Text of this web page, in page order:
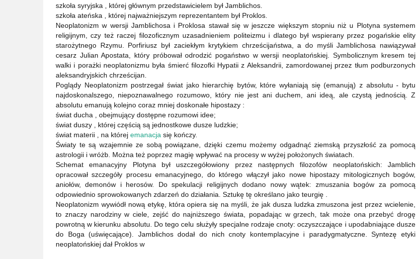
szkoła syryjska , której głównym przedstawicielem był Jamblichos.
szkoła ateńska , której najważniejszym reprezentantem był Proklos.
Neoplatonizm w wersji Jamblichosa i Proklosa stawał się w jeszcze większym stopniu niż u Plotyna systemem
religijnym, czy też raczej filozoficznym uzasadnieniem politeizmu i dlatego był wspierany przez pogańskie elity
starożytnego Rzymu. Porfiriusz był zaciekłym krytykiem chrześcijaństwa, a do myśli Jamblichosa nawiązywał
cesarz Julian Apostata, który próbował odrodzić pogaństwo w wersji neoplatońskiej. Symbolicznym kresem tej
walki i porażki neoplatonizmu była śmierć filozofki Hypatii z Aleksandrii, zamordowanej przez tłum podburzonych
aleksandryjskich chrześcijan.
Poglądy Neoplatonizm postrzegał świat jako hierarchię bytów, które wyłaniają się (emanują) z absolutu - bytu
najdoskonalszego, niepoznawalnego rozumowo, który nie jest ani duchem, ani ideą, ale czystą jednością. Z
absolutu emanują kolejno coraz mniej doskonałe hipostazy :
świat ducha , obejmujący dostępne rozumowi idee;
świat duszy , której częścią są jednostkowe dusze ludzkie;
świat materii , na której emanacja się kończy.
Światy te są wzajemnie ze sobą powiązane, dzięki czemu możemy odgadnąć ziemską przyszłość za pomocą
astrologii i wróżb. Można też poprzez magię wpływać na procesy w wyżej położonych światach.
Schemat emanacyjny Plotyna był uszczegółowiony przez następnych filozofów neoplatońskich: Jamblich
opracował szczegóły procesu emanacyjnego, do którego włączył jako nowe hipostazy mitologicznych bogów,
aniołów, demonów i herosów. Do spekulacji religijnych dodano nowy wątek: zmuszania bogów za pomocą
odpowiednio sprowokowanych zdarzeń do działania. Sztukę tę określano jako teurgię .
Neoplatonizm wywiódł nową etykę, która opiera się na myśli, że jak dusza ludzka zmuszona jest przez wcielenie,
to znaczy narodziny w ciele, zejść do najniższego świata, popadając w grzech, tak może ona przebyć drogę
powrotną w kierunku absolutu. Do tego celu służyły specjalne rodzaje cnoty: oczyszczające i upodabniające dusze
do Boga (uświęcające). Jamblichos dodał do nich cnoty kontemplacyjne i paradygmatyczne. Syntezę etyki
neoplatońskiej dał Proklos w